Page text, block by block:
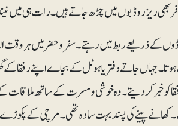
بھی ریزرو ڈبوں میں چڑھ جاتے ہیں۔ رات ہی میں
کے ذریعے ربط میں رہتے۔ سفروحضر میں
جہاں جاتے دفتر یا ہوٹل کے بجاے اپنے رفقا کے
کو خبر کردیتے۔ وہ خوشی و مسرت کے ساتھ
کھانے پینے کی پسند بہت سادہ تھی۔ مرچی کے